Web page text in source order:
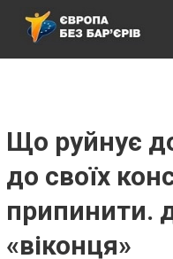
ЄВРОПА БЕЗ
Що руйнує
до своїх
припинити.
«віконця»